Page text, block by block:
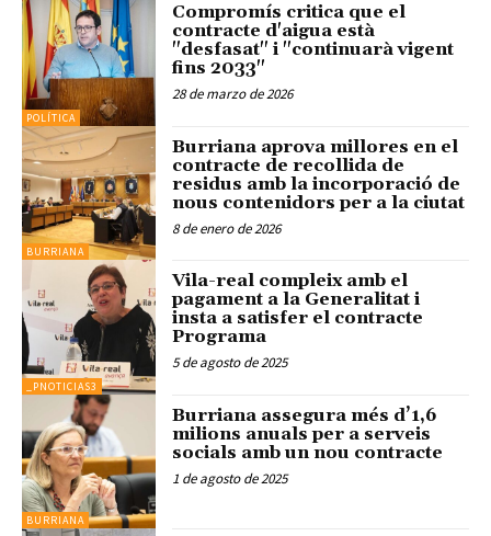
POLÍTICA
Compromís critica que el
contracte d'aigua està
"desfasat" i "continuarà vigent
fins 2033"
28 de marzo de 2026
BURRIANA
Burriana aprova millores en el
contracte de recollida de
residus amb la incorporació de
nous contenidors per a la ciutat
8 de enero de 2026
_PNOTICIAS3
Vila-real compleix amb el
pagament a la Generalitat i
insta a satisfer el contracte
Programa
5 de agosto de 2025
BURRIANA
Burriana assegura més d’1,6
milions anuals per a serveis
socials amb un nou contracte
1 de agosto de 2025